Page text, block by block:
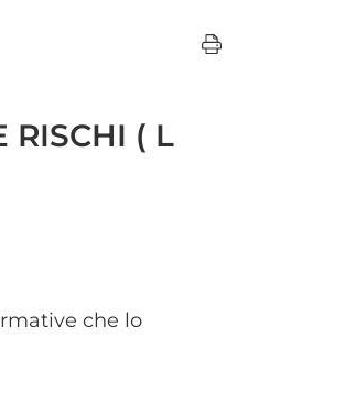
RISCHI ( L
che lo